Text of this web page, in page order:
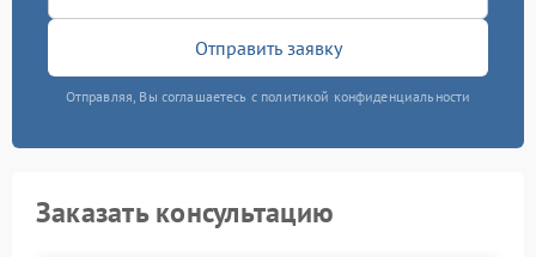
Отправить заявку
Отправляя, Вы соглашаетесь с политикой конфиденциальности
Заказать консультацию